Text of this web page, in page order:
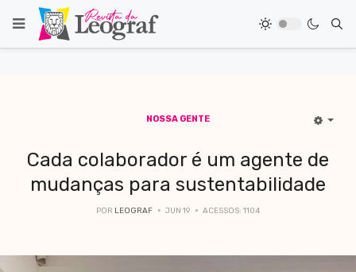
NOSSA GENTE
Cada colaborador é um agente de
mudanças para sustentabilidade
POR LEOGRAF JUN 19 ACESSOS: 1104